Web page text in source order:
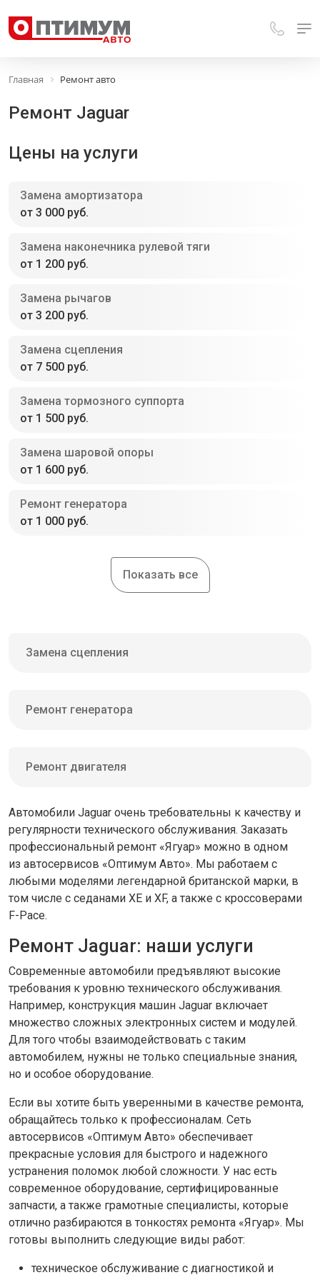
Главная Ремонт авто
Ремонт Jaguar
Цены на услуги
Замена амортизатора
от 3 000 руб.
Замена наконечника рулевой тяги
от 1 200 руб.
Замена рычагов
от 3 200 руб.
Замена сцепления
от 7 500 руб.
Замена тормозного суппорта
от 1 500 руб.
Замена шаровой опоры
от 1 600 руб.
Ремонт генератора
от 1 000 руб.
Показать все
Замена сцепления
Ремонт генератора
Ремонт двигателя
Автомобили Jaguar очень требовательны к качеству и
регулярности технического обслуживания. Заказать
профессиональный ремонт «Ягуар» можно в одном
из автосервисов «Оптимум Авто». Мы работаем с
любыми моделями легендарной британской марки, в
том числе с седанами XE и XF, а также с кроссоверами
F-Pace.
Ремонт Jaguar: наши услуги
Современные автомобили предъявляют высокие
требования к уровню технического обслуживания.
Например, конструкция машин Jaguar включает
множество сложных электронных систем и модулей.
Для того чтобы взаимодействовать с таким
автомобилем, нужны не только специальные знания,
но и особое оборудование.
Если вы хотите быть уверенными в качестве ремонта,
обращайтесь только к профессионалам. Сеть
автосервисов «Оптимум Авто» обеспечивает
прекрасные условия для быстрого и надежного
устранения поломок любой сложности. У нас есть
современное оборудование, сертифицированные
запчасти, а также грамотные специалисты, которые
отлично разбираются в тонкостях ремонта «Ягуар». Мы
готовы выполнить следующие виды работ:
техническое обслуживание с диагностикой и